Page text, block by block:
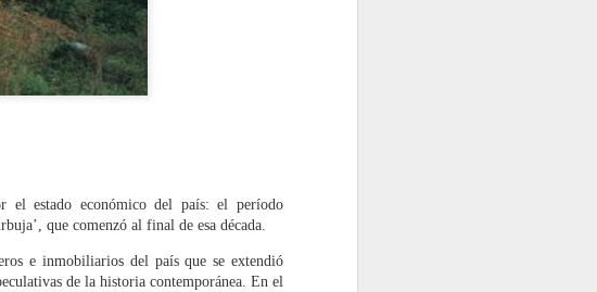
el estado económico del país: el período
que comenzó al final de esa década.
e inmobiliarios del país que se extendió
de la historia contemporánea. En el
es catedrática emérita de Filosofía Moral y Política
actualmente es miembro del Comité de Bioética de
Lluís Mateo es arquitecto y catedrático en ETH